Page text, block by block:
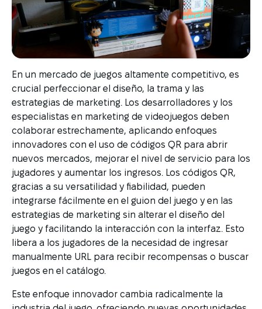
En un mercado de juegos altamente competitivo, es
crucial perfeccionar el diseño, la trama y las
estrategias de marketing. Los desarrolladores y los
especialistas en marketing de videojuegos deben
colaborar estrechamente, aplicando enfoques
innovadores con el uso de códigos QR para abrir
nuevos mercados, mejorar el nivel de servicio para los
jugadores y aumentar los ingresos. Los códigos QR,
gracias a su versatilidad y fiabilidad, pueden
integrarse fácilmente en el guion del juego y en las
estrategias de marketing sin alterar el diseño del
juego y facilitando la interacción con la interfaz. Esto
libera a los jugadores de la necesidad de ingresar
manualmente URL para recibir recompensas o buscar
juegos en el catálogo.
Este enfoque innovador cambia radicalmente la